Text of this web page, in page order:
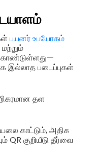
பயனர் உபயோகம்
இல்லாத படைப்புகள்
தள
காட்டும், அதிக
QR குறியீடு தீர்வை